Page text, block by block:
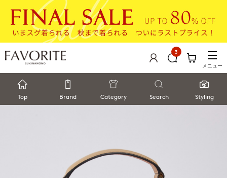
3
メニュー
Top Brand Category Search Styling